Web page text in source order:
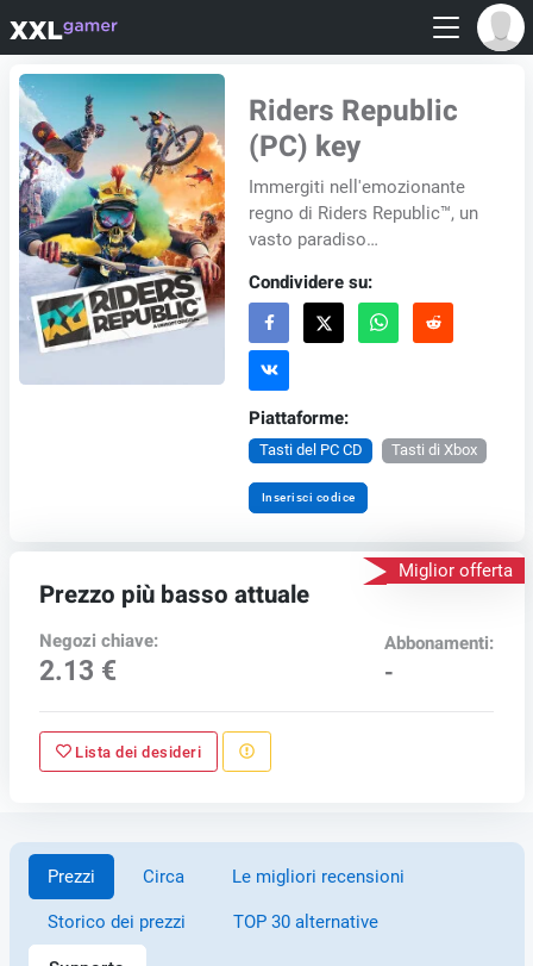
Riders Republic
(PC) key
Immergiti nell'emozionante
regno di Riders Republic™, un
vasto paradiso
brivido di afferrare la tua
bicicletta, gli sci,...
Condividere su:
Piattaforme:
Tasti del PC CD Tasti di Xbox
Inserisci codice
Miglior offerta
Prezzo più basso attuale
Negozi chiave:
2.13 €
Abbonamenti:
-
Lista dei desideri
Prezzi Circa Le migliori recensioni
Storico dei prezzi TOP 30 alternative